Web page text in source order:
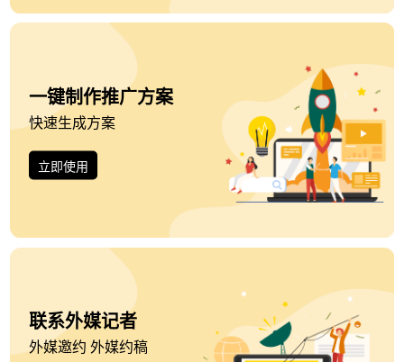
一键制作推广方案
快速生成方案
立即使用
联系外媒记者
外媒邀约 外媒约稿